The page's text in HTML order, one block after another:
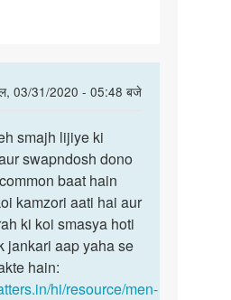
03/31/2020 - 05:48 बजे
smajh lijiye ki
swapndosh dono
baat hain
kamzori aati hai aur
ki koi smasya hoti
jankari aap yaha se
hain:
hi/resource/men-